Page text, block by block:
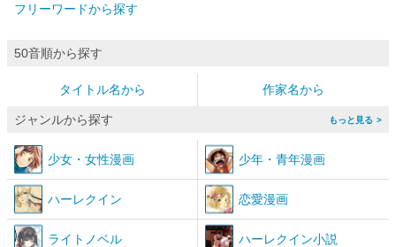
フリーワードから探す
50音順から探す
タイトル名から 作家名から
ジャンルから探す >
少女 ・ 女性漫画 少年 ・ 青年漫画
ハーレクイン 恋愛漫画
ライトノベル ハーレクイン小説